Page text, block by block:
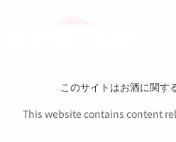
このサイトはお酒に関す
This website contains content